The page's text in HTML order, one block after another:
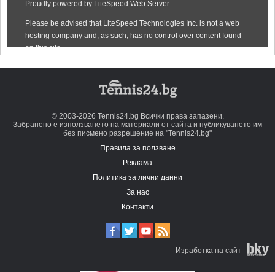
© 2003-2026 Tennis24.bg Всички права запазени.
Забранено е използването на материали от сайта и публикуването им
без писмено разрешение на "Tennis24.bg"
Правила за ползване
Реклама
Политика за лични данни
За нас
Контакти
Изработка на сайт